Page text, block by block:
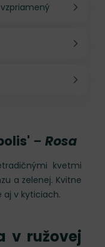
– Rosa
kvetmi
a zelenej. Kvitne
aj v kyticiach.
v ružovej